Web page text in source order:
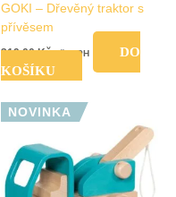
GOKI – Dřevěný traktor s
přívěsem
319,00Kč vč. DPH
DO
KOŠÍKU
NOVINKA